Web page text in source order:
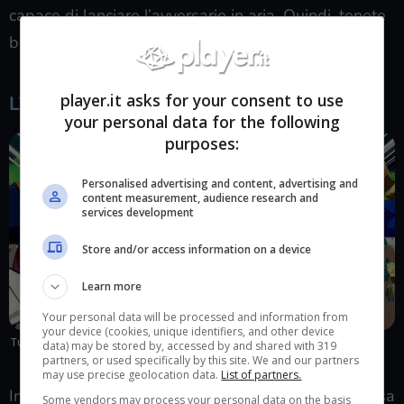
capace di lanciare l’avversario in aria. Quindi, tenete
bene a mente chi ne dispone e chi invece no.
L’importanza di cambiare i personaggi
Tutti i suggerimenti necessari per portare a casa la vittoria nelle
due sfide.
Infine, se il tuo avversario rimane con la salute bassa
player.it asks for your consent to use
your personal data for the following
purposes:
Personalised advertising and content, advertising and
content measurement, audience research and
services development
Store and/or access information on a device
Learn more
Your personal data will be processed and information from
your device (cookies, unique identifiers, and other device
data) may be stored by, accessed by and shared with 319
partners, or used specifically by this site. We and our partners
may use precise geolocation data. List of partners.
Some vendors may process your personal data on the basis